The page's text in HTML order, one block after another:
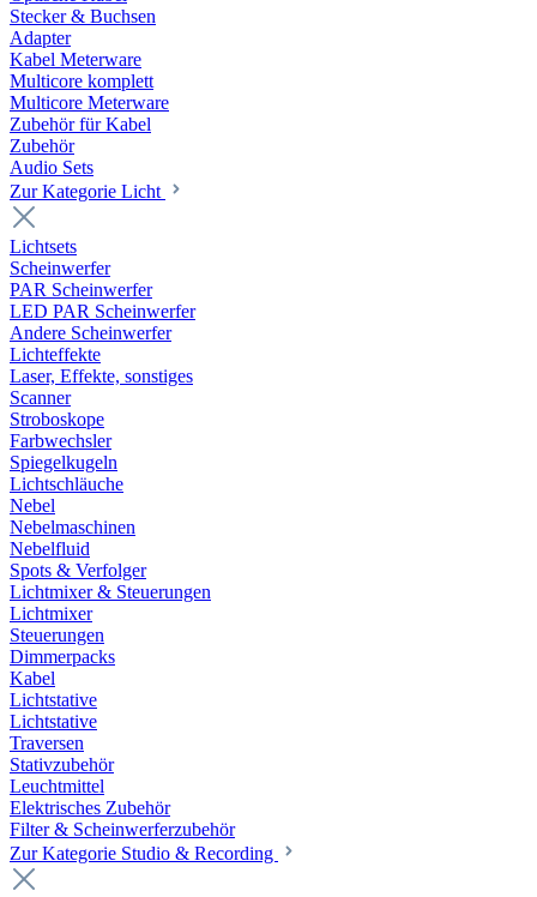
Stecker & Buchsen
Adapter
Kabel Meterware
Multicore komplett
Multicore Meterware
Zubehör für Kabel
Zubehör
Audio Sets
Zur Kategorie Licht
Lichtsets
Scheinwerfer
PAR Scheinwerfer
LED PAR Scheinwerfer
Andere Scheinwerfer
Lichteffekte
Laser, Effekte, sonstiges
Scanner
Stroboskope
Farbwechsler
Spiegelkugeln
Lichtschläuche
Nebel
Nebelmaschinen
Nebelfluid
Spots & Verfolger
Lichtmixer & Steuerungen
Lichtmixer
Steuerungen
Dimmerpacks
Kabel
Lichtstative
Lichtstative
Traversen
Stativzubehör
Leuchtmittel
Elektrisches Zubehör
Filter & Scheinwerferzubehör
Zur Kategorie Studio & Recording